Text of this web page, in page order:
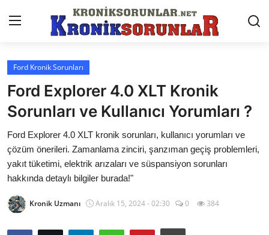
Anasayfa
Markalar
İletişim
Trafik & Cezalar
Sigorta & Kasko
Vergi & ÖTV & MTV
Ford Kronik Sorunları
Ford Explorer 4.0 XLT Kronik
Sorunları ve Kullanıcı Yorumları ?
Ford Explorer 4.0 XLT kronik sorunları, kullanıcı yorumları ve
çözüm önerileri. Zamanlama zinciri, şanzıman geçiş problemleri,
yakıt tüketimi, elektrik arızaları ve süspansiyon sorunları
hakkında detaylı bilgiler burada!"
Kronik Uzmanı Aralık 15, 2024 - 02:30 0 384